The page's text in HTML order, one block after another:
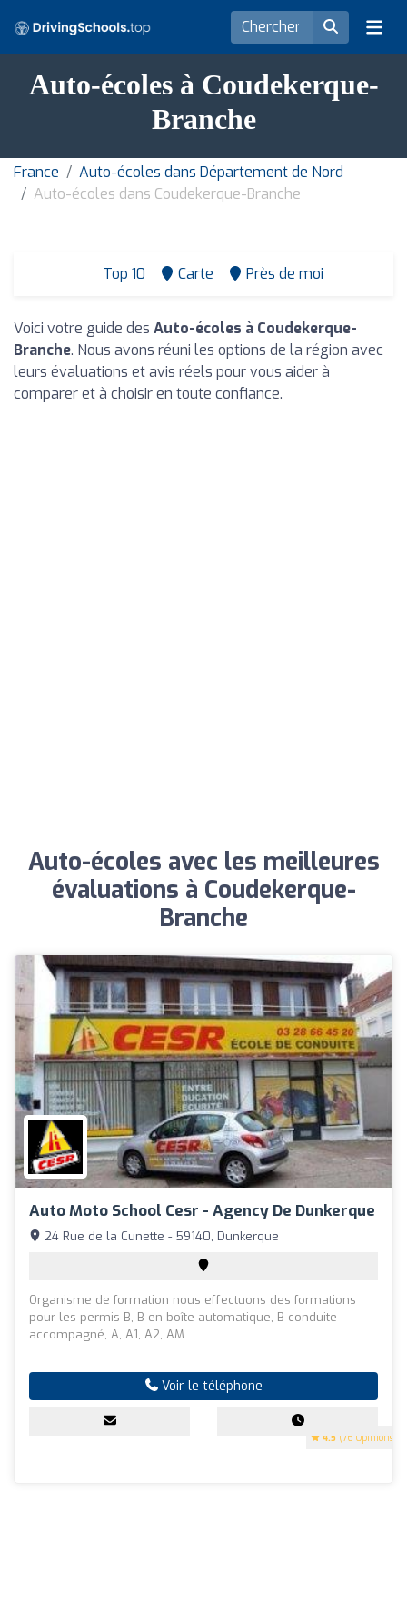
Auto-écoles à Coudekerque-
Branche
France
Auto-écoles dans Département de Nord
Auto-écoles dans Coudekerque-Branche
Top 10 Carte Près de moi
Voici votre guide des Auto-écoles à Coudekerque-
Branche. Nous avons réuni les options de la région avec
leurs évaluations et avis réels pour vous aider à
comparer et à choisir en toute confiance.
Auto-écoles avec les meilleures
évaluations à Coudekerque-
Branche
Auto Moto School Cesr - Agency De Dunkerque
4.5 (76 Opinions)
24 Rue de la Cunette - 59140, Dunkerque
Organisme de formation nous effectuons des formations
pour les permis B, B en boîte automatique, B conduite
accompagné, A, A1, A2, AM.
Voir le téléphone